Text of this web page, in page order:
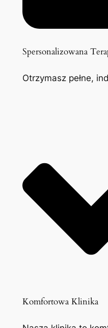
Spersonalizowana
Otrzymasz pełne,
Komfortowa Klinika